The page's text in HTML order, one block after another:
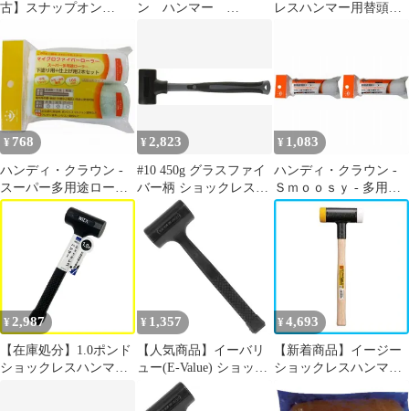
古】スナップオン
ルピンソフトグリップ
ハンマー【ハンズクラ
フト佐賀】【中古】
ン ハンマー
レスハンマー用替頭
¥ 768
ハンディ・クラウン -
スーパー多用途ローラ
ー（マイクロファイバ
ー）スペア１００ｍｍ
下塗り用ローラー付
¥ 2,823
#10 450g グラスファイ
バー柄 ショックレスハ
ンマー 大五郎 近与
(KONYO)
¥ 1,083
ハンディ・クラウン -
Ｓｍｏｏｓｙ - 多用途
用スモールローラース
ペア１００ｍｍ 2個セ
¥ 2,987
【在庫処分】1.0ポンド
ショックレスハンマー
¥ 1,357
【人気商品】イーバリ
ュー(E-Value) ショック
レスハンマー PVC 無反
動構造 EV-42
¥ 4,693
【新着商品】イージー
ショックレスハンマー